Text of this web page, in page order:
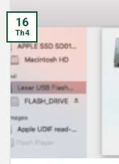
16
Th4